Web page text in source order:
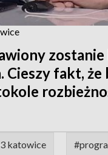
fakt, że
katowice